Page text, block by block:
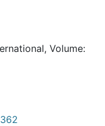
Volume: